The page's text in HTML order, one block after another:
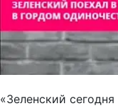
«Зеленский